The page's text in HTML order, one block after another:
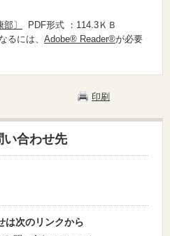
〕
PDF形式 ：114.3ＫＢ
るには、 Adobe® Reader®が必要
印刷
い合わせ先
は次のリンクから